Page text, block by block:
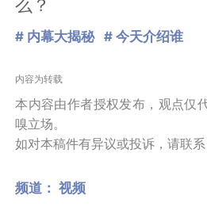
么？
# 内幕大揭秘 # 今天介绍谁
内容为转载
本内容由作者授权发布，观点仅
嗅立场。
如对本稿件有异议或投诉，请联系
频道： 视频